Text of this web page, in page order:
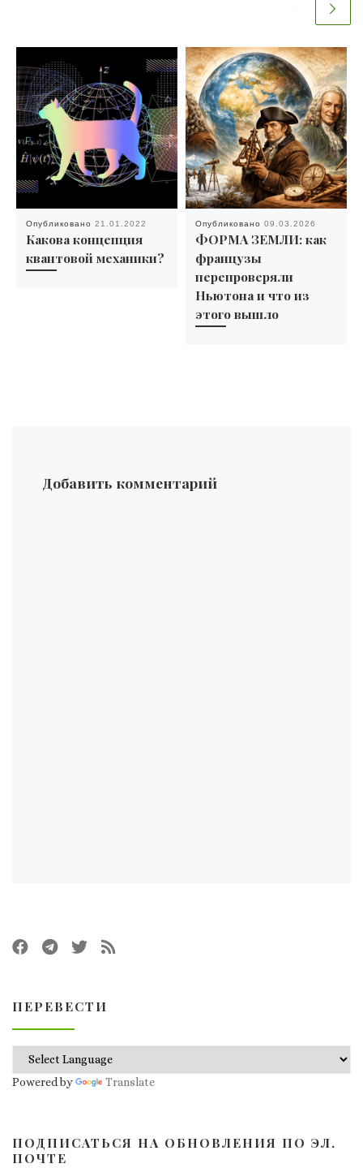
Опубликовано 21.01.2022
Какова концепция
квантовой механики?
Опубликовано 09.03.2026
ФОРМА ЗЕМЛИ: как
французы
перепроверяли
Ньютона и что из
этого вышло
Добавить комментарий
ПЕРЕВЕСТИ
Powered by Translate
ПОДПИСАТЬСЯ НА ОБНОВЛЕНИЯ ПО ЭЛ.
ПОЧТЕ